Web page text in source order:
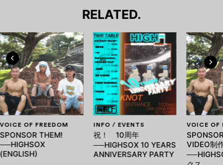
RELATED.
VOICE OF FREEDOM
SPONSOR THEM!
──HIGHSOX
(ENGLISH)
INFO / EVENTS
祝！ 10周年
──HIGHSOX 10 YEARS
ANNIVERSARY PARTY
VOICE OF
VIDEO制